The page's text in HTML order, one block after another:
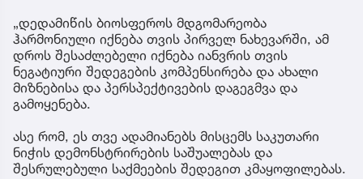
„დედამიწის ბიოსფეროს მდგომარეობა
ჰარმონიული იქნება თვის პირველ ნახევარში, ამ
დროს შესაძლებელი იქნება იანვრის თვის
ნეგატიური შედეგების კომპენსირება და ახალი
მიზნებისა და პერსპექტივების დაგეგმვა და
გამოყენება.
ასე რომ, ეს თვე ადამიანებს მისცემს საკუთარი
ნიჭის დემონსტრირების საშუალებას და
შესრულებული საქმეების შედეგით კმაყოფილებას.